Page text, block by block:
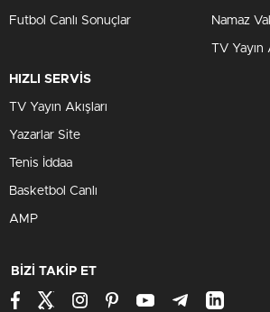
Futbol Canlı Sonuçlar Namaz
TV Yayın
HIZLI SERVİS
TV Yayın Akışları
Yazarlar Site
Tenis İddaa
Basketbol Canlı
AMP
BİZİ TAKİP ET